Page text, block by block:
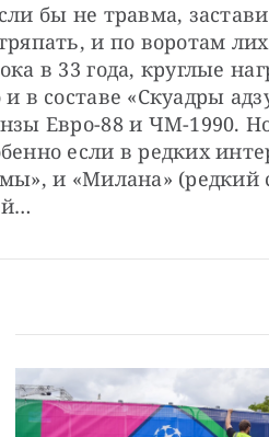
бы не травма,
и по воротам
в 33 года, круглые
и в составе «Скуадры
Евро-88 и ЧМ-1990.
если в редких
и «Милана» (редкий